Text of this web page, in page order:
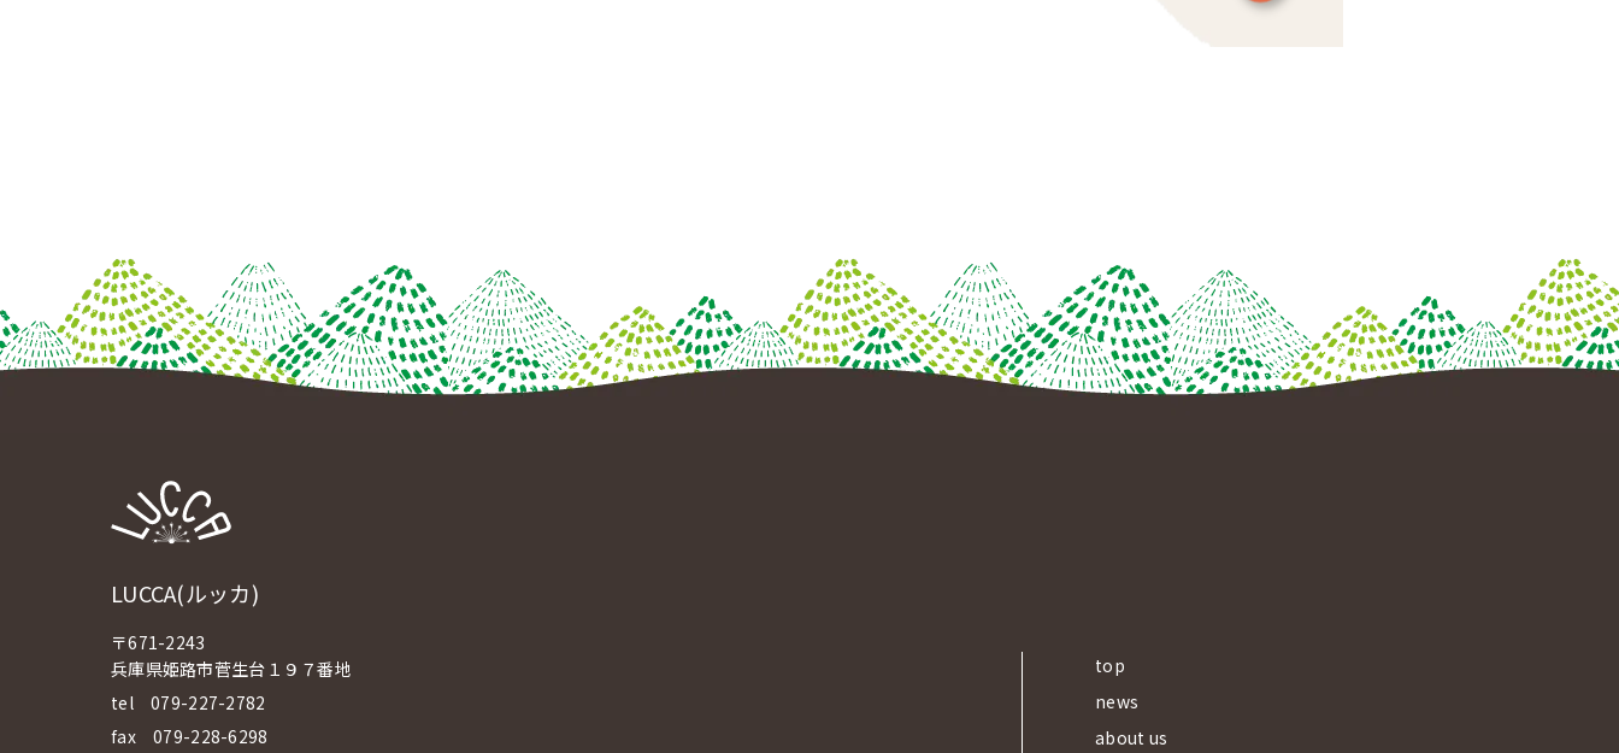
LUCCA(ルッカ)
〒671-2243
兵庫県姫路市菅生台１９７番地
tel079-227-2782
fax 079-228-6298
top
news
about us